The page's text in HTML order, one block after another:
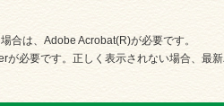
合は、Adobe Acrobat(R)が必要です。
必要です。正しく表示されない場合、最新